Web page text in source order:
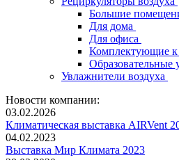
Большие
Для дома
Для офиса
Комплектующие к
Образовательные
Увлажнители воздуха
Новости компании:
03.02.2026
Климатическая выставка AIRVent
04.02.2023
Выставка Мир Климата 2023